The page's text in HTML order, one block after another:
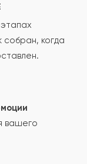
собран, когда
вашего